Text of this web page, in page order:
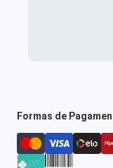
Formas de